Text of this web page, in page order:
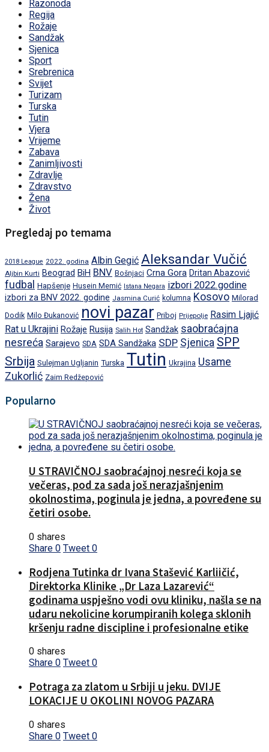
Razonoda
Regija
Rožaje
Sandžak
Sjenica
Sport
Srebrenica
Svijet
Turizam
Turska
Tutin
Vjera
Vrijeme
Zabava
Zanimljivosti
Zdravlje
Zdravstvo
Žena
Život
Pregledaj po temama
2018 League 2022. godina Albin Gegić Aleksandar Vučić
Aljbin Kurti Beograd BiH BNV Bošnjaci Crna Gora Dritan Abazović
fudbal Hapšenje Husein Memić Istana Negara izbori 2022.godine
izbori za BNV 2022. godine Jasmina Curić kolumna Kosovo Milorad
Dodik Milo Đukanović novi pazar Priboj Prijepolje Rasim Ljajić
Rat u Ukrajini Rožaje Rusija Salih Hot Sandžak saobraćajna
nesreća Sarajevo SDA SDA Sandžaka SDP Sjenica SPP
Srbija Sulejman Ugljanin Turska Tutin Ukrajina Usame
Zukorlić Zaim Redžepović
Popularno
U STRAVIČNOJ saobraćajnoj nesreći koja se
večeras, pod za sada još nerazjašnjenim
okolnostima, poginula je jedna, a povređene su
četiri osobe.
0 shares
Share 0 Tweet 0
Rodjena Tutinka dr Ivana Stašević Karliičić,
Direktorka Klinike „Dr Laza Lazarević“
godinama uspješno vodi ovu kliniku, našla se na
udaru nekolicine korumpiranih kolega sklonih
kršenju radne discipline i profesionalne etike
0 shares
Share 0 Tweet 0
Potraga za zlatom u Srbiji u jeku. DVIJE
LOKACIJE U OKOLINI NOVOG PAZARA
0 shares
Share 0 Tweet 0